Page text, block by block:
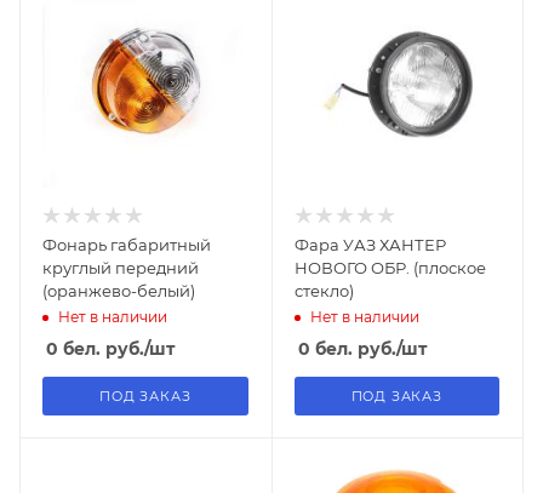
Фонарь габаритный
круглый передний
(оранжево-белый)
Нет в наличии
0 бел. руб./шт
ПОД ЗАКАЗ
Фара УАЗ ХАНТЕР
НОВОГО ОБР. (плоское
стекло)
Нет в наличии
0 бел. руб./шт
ПОД ЗАКАЗ